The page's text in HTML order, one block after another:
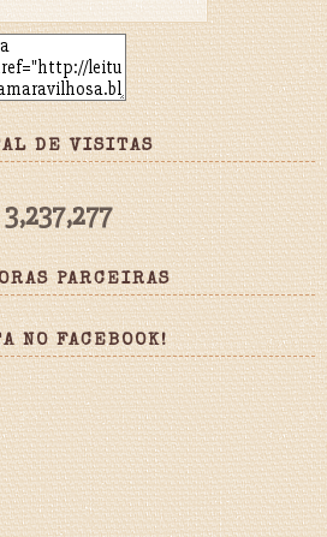
DE VISITAS
3,237,277
PARCEIRAS
NO FACEBOOK!